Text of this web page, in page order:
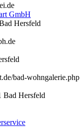
GmbH
Hersfeld
bad-wohngalerie.php
Bad Hersfeld